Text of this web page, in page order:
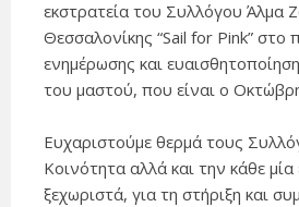
εκστρατεία του Συλλόγου Άλμα
Θεσσαλονίκης “Sail for Pink” στο
ενημέρωσης και
του μαστού, που είναι ο
Ευχαριστούμε θερμά τους
Κοινότητα αλλά και την κάθε
ξεχωριστά, για τη στήριξη και